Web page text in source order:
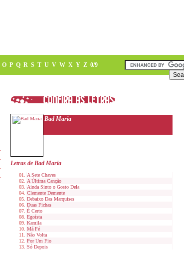
O P Q R S T U V W X Y Z 0/9
Bad Maria
Letras de Bad Maria
A Sete Chaves
A Última Canção
Ainda Sinto o Gosto Dela
Clemente Demente
Debaixo Das Marquises
Duas Fichas
É Certo
Egoísta
Kamila
Má Fé
Não Volta
Por Um Fio
Só Depois